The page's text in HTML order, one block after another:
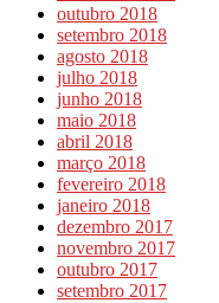
outubro 2018
setembro 2018
agosto 2018
julho 2018
junho 2018
maio 2018
abril 2018
março 2018
fevereiro 2018
janeiro 2018
dezembro 2017
novembro 2017
outubro 2017
setembro 2017